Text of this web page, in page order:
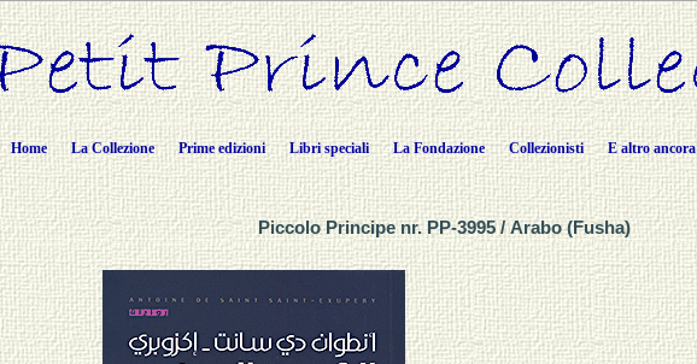
Home La Collezione Prime edizioni Libri speciali La Fondazione Collezionisti E altro ancora
Piccolo Principe nr. PP-3995 / Arabo (Fusha)